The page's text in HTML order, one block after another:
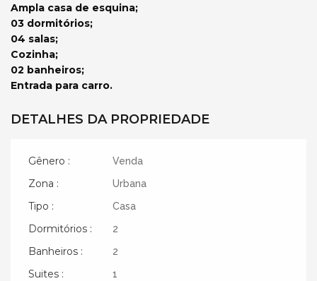
Ampla casa de esquina;
03 dormitórios;
04 salas;
Cozinha;
02 banheiros;
Entrada para carro.
DETALHES DA PROPRIEDADE
Gênero : Venda
Zona : Urbana
Tipo : Casa
Dormitórios : 2
Banheiros : 2
Suites : 1